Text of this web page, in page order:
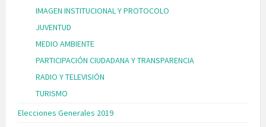
IMAGEN INSTITUCIONAL Y PROTOCOLO
JUVENTUD
MEDIO AMBIENTE
PARTICIPACIÓN CIUDADANA Y TRANSPARENCIA
RADIO Y TELEVISIÓN
TURISMO
Elecciones Generales 2019